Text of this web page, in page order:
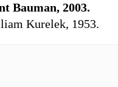
Bauman, 2003.
Kurelek, 1953.